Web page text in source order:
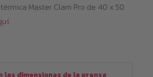
Master Clam Pro de 40 x 50
.
las dimensiones de la prensa